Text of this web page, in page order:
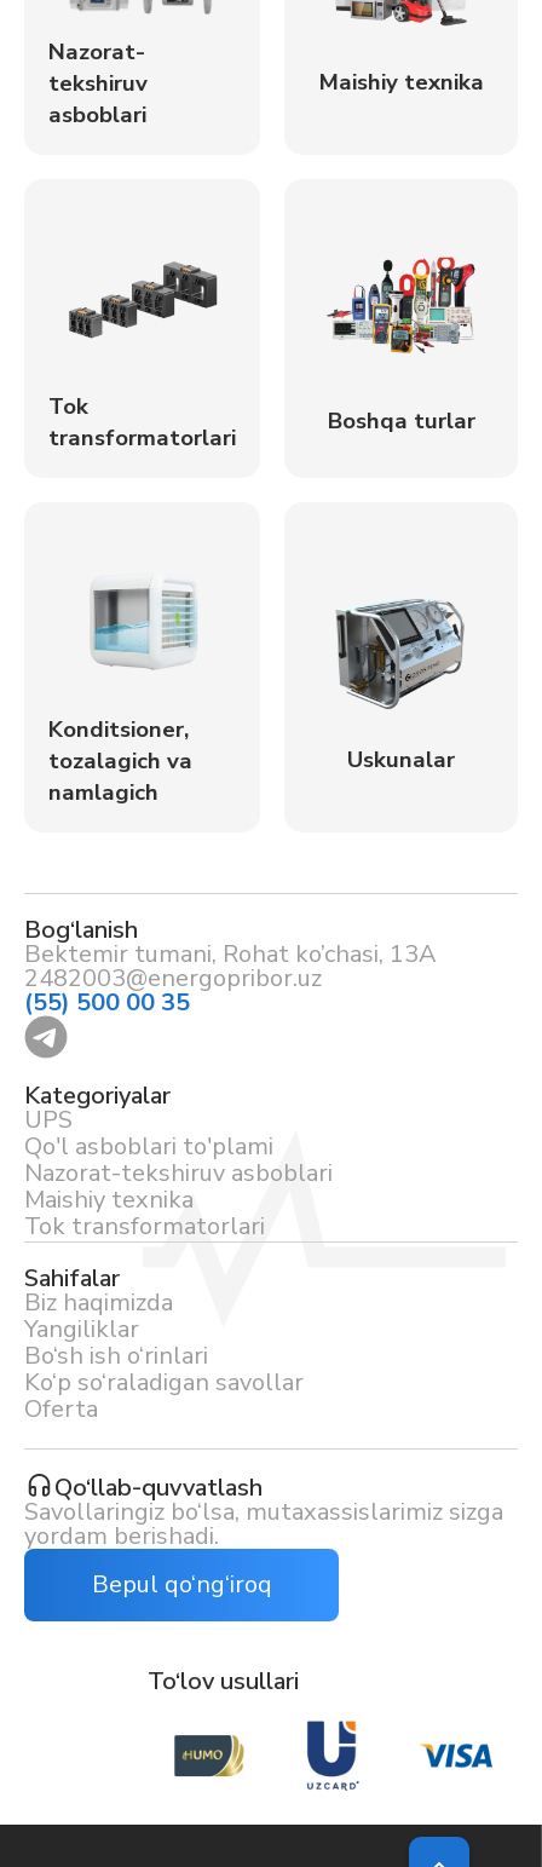
Nazorat-
tekshiruv
asboblari
Maishiy texnika
Tok
transformatorlari
Boshqa turlar
Konditsioner,
tozalagich va
namlagich
Uskunalar
Bog‘lanish
Bektemir tumani, Rohat ko’chasi, 13A
2482003@energopribor.uz
(55) 500 00 35
Kategoriyalar
UPS
Qo'l asboblari to'plami
Nazorat-tekshiruv asboblari
Maishiy texnika
Tok transformatorlari
Sahifalar
Biz haqimizda
Yangiliklar
Bo‘sh ish o‘rinlari
Ko‘p so‘raladigan savollar
Oferta
Qo‘llab-quvvatlash
Savollaringiz bo‘lsa, mutaxassislarimiz sizga
yordam berishadi.
Bepul qo‘ng‘iroq
To‘lov usullari